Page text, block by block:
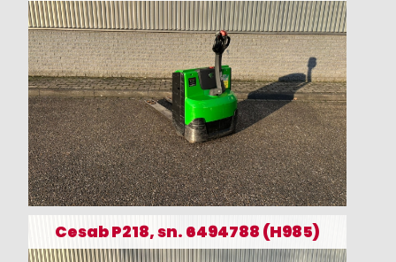
Cesab P218, sn. 6494788 (H985)